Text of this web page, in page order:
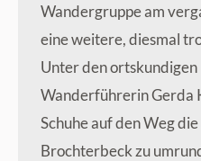
Wandergruppe am
eine weitere, diesmal
Unter den
Wanderführerin Gerda
Schuhe auf den Weg
Brochterbeck zu